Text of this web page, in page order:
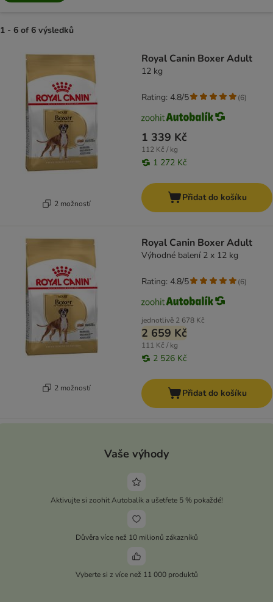
1 - 6 of 6 výsledků
2 možností
Royal Canin Boxer Adult
12 kg
1 339 Kč
112 Kč / kg
1 272 Kč
Rating: 4.8/5 (6)
Přidat do košíku
2 možností
Royal Canin Boxer Adult
Výhodné balení 2 x 12 kg
jednotlivě 2 678 Kč
2 659 Kč
111 Kč / kg
2 526 Kč
Rating: 4.8/5 (6)
Přidat do košíku
Vaše výhody
Aktivujte si zoohit Autobalík a ušetřete 5 % pokaždé!
Důvěra více než 10 milionů zákazníků
Vyberte si z více než 11 000 produktů